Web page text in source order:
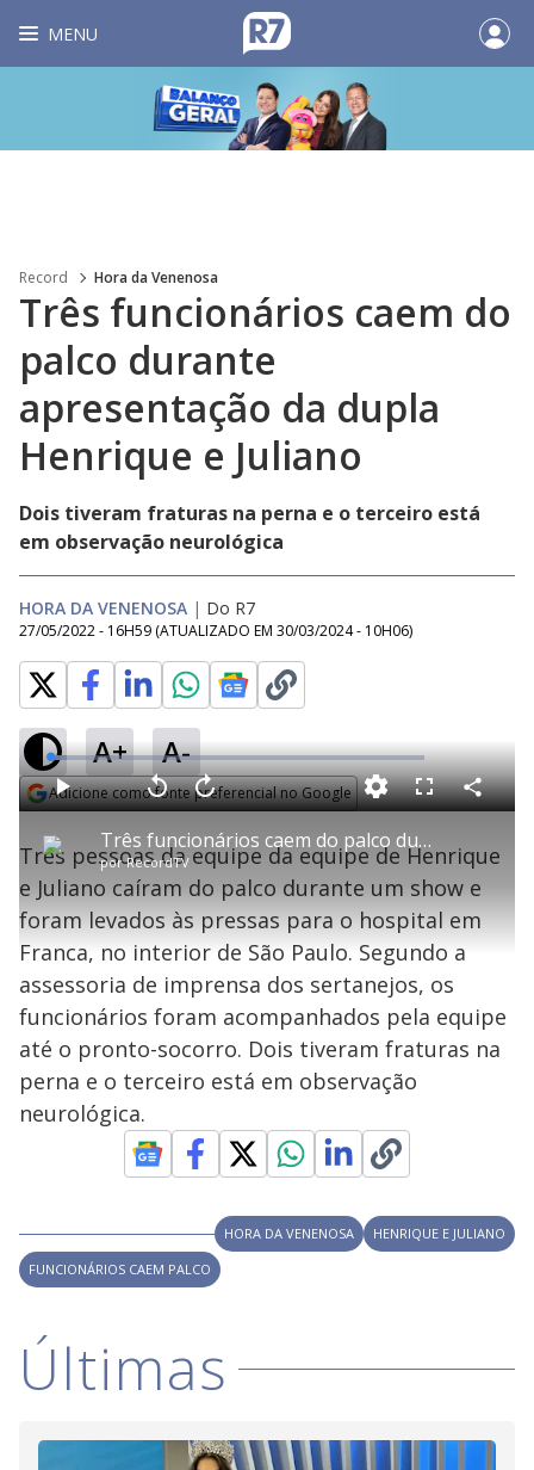
MENU
Record Hora da Venenosa
Três funcionários caem do
palco durante
apresentação da dupla
Henrique e Juliano
Dois tiveram fraturas na perna e o terceiro está
em observação neurológica
HORA DA VENENOSA | Do R7
27/05/2022 - 16H59 (ATUALIZADO EM 30/03/2024 - 10H06)
A+ A-
Adicione como fonte preferencial no Google
P
l
a
y
V
i
d
e
o
Três funcionários caem do palco durante apresentação da dupla Henrique e Juliano
porRecordTV
P V
t
a
r
0
e
g
n
d
A
n
ç
a
1
s
e
g
u
n
o
M
u
d
o
L
o
a
d
e
4
.
3
4
%
F
l
s
c
r
e
n
C
o
a
i
l
a
Três pessoas da equipe da equipe de Henrique
e Juliano caíram do palco durante um show e
foram levados às pressas para o hospital em
Franca, no interior de São Paulo. Segundo a
assessoria de imprensa dos sertanejos, os
funcionários foram acompanhados pela equipe
até o pronto-socorro. Dois tiveram fraturas na
perna e o terceiro está em observação
neurológica.
HORA DA VENENOSA
HENRIQUE E JULIANO
FUNCIONÁRIOS CAEM PALCO
Últimas